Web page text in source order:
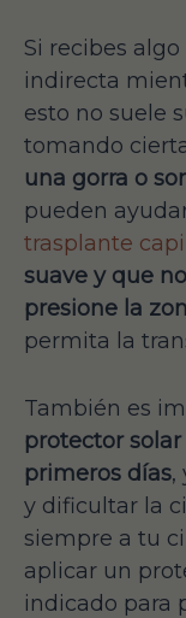
Si recibes
indirecta
esto no suele
tomando
una gorra o
pueden
trasplante
suave y que
presione la
permita la
También es
protector
primeros días,
y dificultar la
siempre a tu
aplicar un
indicado para